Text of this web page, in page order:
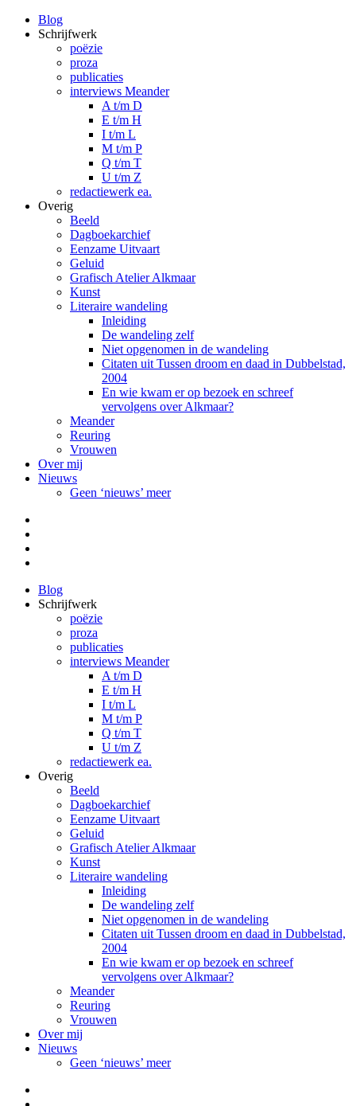
Blog
Schrijfwerk
poëzie
proza
publicaties
interviews Meander
A t/m D
E t/m H
I t/m L
M t/m P
Q t/m T
U t/m Z
redactiewerk ea.
Overig
Beeld
Dagboekarchief
Eenzame Uitvaart
Geluid
Grafisch Atelier Alkmaar
Kunst
Literaire wandeling
Inleiding
De wandeling zelf
Niet opgenomen in de wandeling
Citaten uit Tussen droom en daad in Dubbelstad,
2004
En wie kwam er op bezoek en schreef
vervolgens over Alkmaar?
Meander
Reuring
Vrouwen
Over mij
Nieuws
Geen ‘nieuws’ meer
Blog
Schrijfwerk
poëzie
proza
publicaties
interviews Meander
A t/m D
E t/m H
I t/m L
M t/m P
Q t/m T
U t/m Z
redactiewerk ea.
Overig
Beeld
Dagboekarchief
Eenzame Uitvaart
Geluid
Grafisch Atelier Alkmaar
Kunst
Literaire wandeling
Inleiding
De wandeling zelf
Niet opgenomen in de wandeling
Citaten uit Tussen droom en daad in Dubbelstad,
2004
En wie kwam er op bezoek en schreef
vervolgens over Alkmaar?
Meander
Reuring
Vrouwen
Over mij
Nieuws
Geen ‘nieuws’ meer